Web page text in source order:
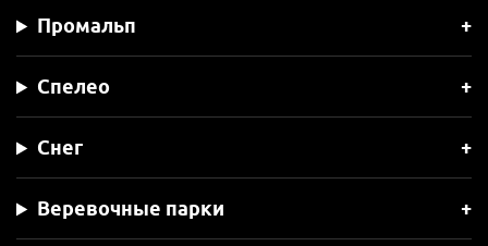
Промальп
Спелео
Снег
Веревочные парки